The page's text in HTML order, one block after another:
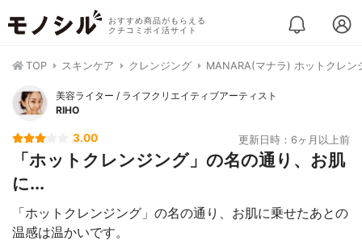
おすすめ商品がもらえる
クチコミポイ活サイト
TOP スキンケア クレンジング MANARA(マナラ) ホットクレン
美容ライター / ライフクリエイティブアーティスト
RIHO
3.00 更新日時：6ヶ月以上前
「ホットクレンジング」の名の通り、お肌
に...
「ホットクレンジング」の名の通り、お肌に乗せたあとの
温感は温かいです。